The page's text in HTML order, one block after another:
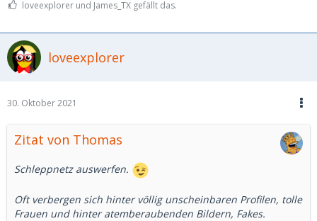
loveexplorer und James_TX gefällt das.
loveexplorer
30. Oktober 2021
Zitat von Thomas
Schleppnetz auswerfen.
Oft verbergen sich hinter völlig unscheinbaren Profilen, tolle
Frauen und hinter atemberaubenden Bildern, Fakes.